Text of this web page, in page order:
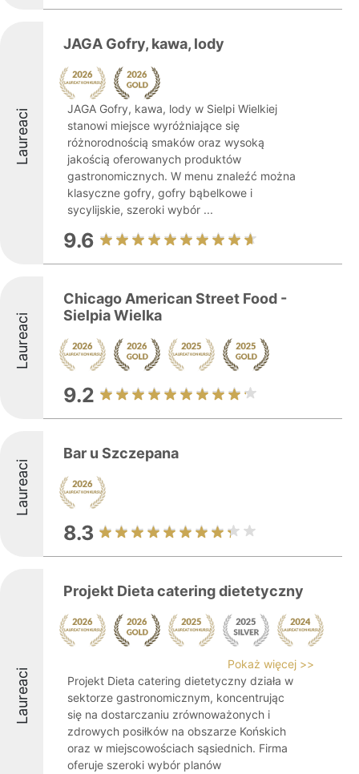
Laureaci
JAGA Gofry, kawa, lody
JAGA Gofry, kawa, lody w Sielpi Wielkiej
stanowi miejsce wyróżniające się
różnorodnością smaków oraz wysoką
jakością oferowanych produktów
gastronomicznych. W menu znaleźć można
klasyczne gofry, gofry bąbelkowe i
sycylijskie, szeroki wybór ...
9.6
Laureaci
Chicago American Street Food -
Sielpia Wielka
9.2
Laureaci
Bar u Szczepana
8.3
Laureaci
Projekt Dieta catering dietetyczny
Pokaż więcej >>
Projekt Dieta catering dietetyczny działa w
sektorze gastronomicznym, koncentrując
się na dostarczaniu zrównoważonych i
zdrowych posiłków na obszarze Końskich
oraz w miejscowościach sąsiednich. Firma
oferuje szeroki wybór planów